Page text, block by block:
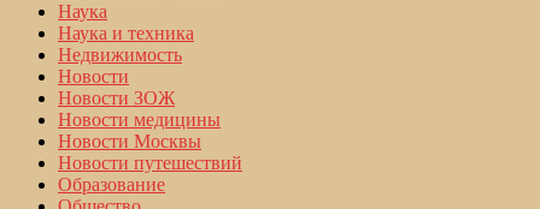
Наука
Наука и техника
Недвижимость
Новости
Новости ЗОЖ
Новости медицины
Новости Москвы
Новости путешествий
Образование